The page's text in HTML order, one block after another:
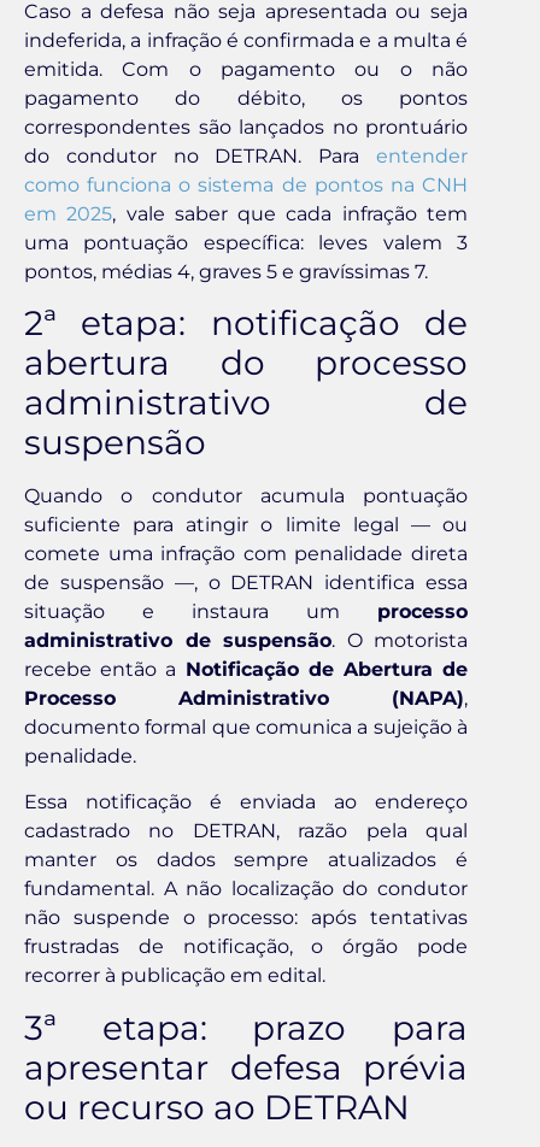
Caso a defesa não seja apresentada ou seja
indeferida, a infração é confirmada e a multa é
emitida. Com o pagamento ou o não
pagamento do débito, os pontos
correspondentes são lançados no prontuário
do condutor no DETRAN. Para entender
como funciona o sistema de pontos na CNH
em 2025, vale saber que cada infração tem
uma pontuação específica: leves valem 3
pontos, médias 4, graves 5 e gravíssimas 7.
2ª etapa: notificação de
abertura do processo
administrativo de
suspensão
Quando o condutor acumula pontuação
suficiente para atingir o limite legal — ou
comete uma infração com penalidade direta
de suspensão —, o DETRAN identifica essa
situação e instaura um processo
administrativo de suspensão. O motorista
recebe então a Notificação de Abertura de
Processo Administrativo (NAPA),
documento formal que comunica a sujeição à
penalidade.
Essa notificação é enviada ao endereço
cadastrado no DETRAN, razão pela qual
manter os dados sempre atualizados é
fundamental. A não localização do condutor
não suspende o processo: após tentativas
frustradas de notificação, o órgão pode
recorrer à publicação em edital.
3ª etapa: prazo para
apresentar defesa prévia
ou recurso ao DETRAN